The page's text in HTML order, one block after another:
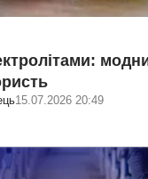
15.07.2026 20:49